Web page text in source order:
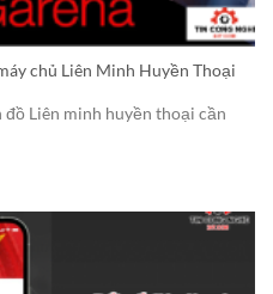
chủ Liên Minh Huyền Thoại
Liên minh huyền thoại cần